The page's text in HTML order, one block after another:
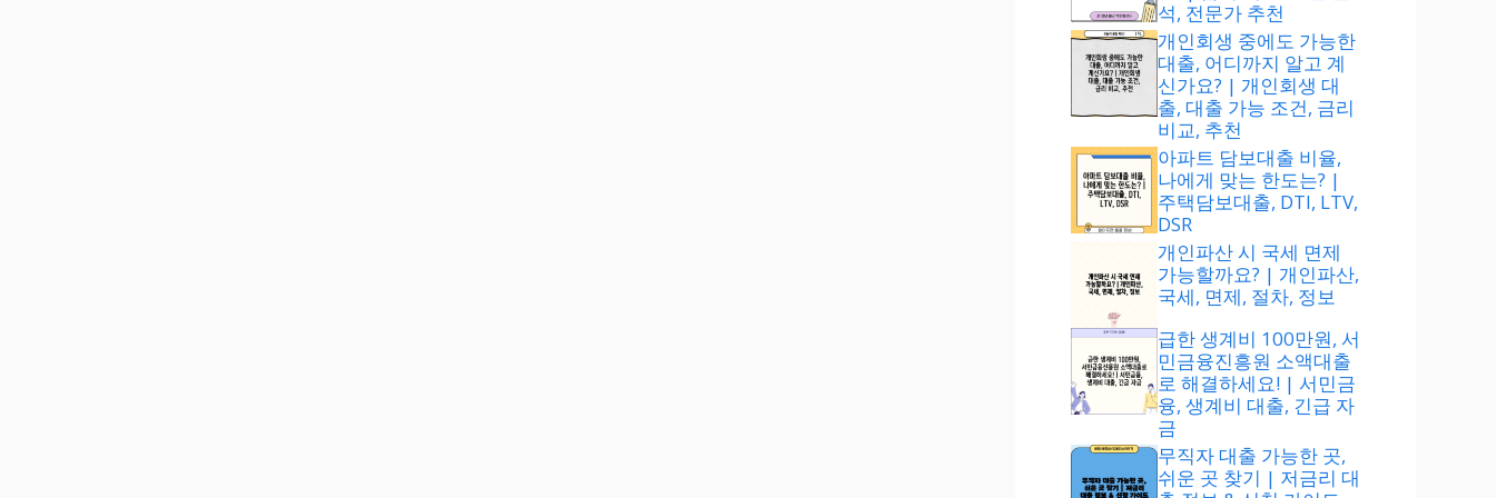
석, 전문가 추천
개인회생 중에도 가능한
대출, 어디까지 알고 계
신가요? | 개인회생 대
출, 대출 가능 조건, 금리
비교, 추천
아파트 담보대출 비율,
나에게 맞는 한도는? |
주택담보대출, DTI, LTV,
DSR
개인파산 시 국세 면제
가능할까요? | 개인파산,
국세, 면제, 절차, 정보
급한 생계비 100만원, 서
민금융진흥원 소액대출
로 해결하세요! | 서민금
융, 생계비 대출, 긴급 자
금
무직자 대출 가능한 곳,
쉬운 곳 찾기 | 저금리 대